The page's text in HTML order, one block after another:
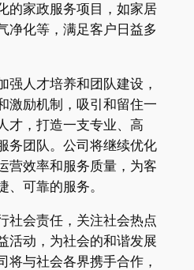
的家政服务项目，如家居
净化等，满足客户日益多
强人才培养和团队建设，
激励机制，吸引和留住一
才，打造一支专业、高
务团队。公司将继续优化
营效率和服务质量，为客
、可靠的服务。
社会责任，关注社会热点
活动，为社会的和谐发展
将与社会各界携手合作，